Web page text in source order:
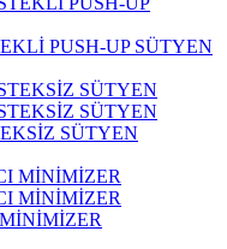
PUSH-UP SÜTYEN
SÜTYEN